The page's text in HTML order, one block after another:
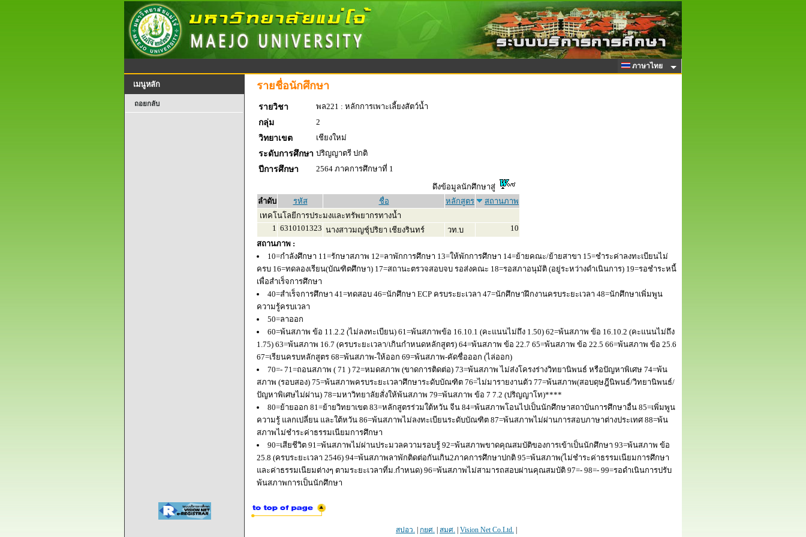
ภาษาไทย
เมนูหลัก
ถอยกลับ
รายชื่อนักศึกษา
รายวิชา
พล221 : หลักการเพาะเลี้ยงสัตว์น้ำ
กลุ่ม
2
วิทยาเขต
เชียงใหม่
ระดับการศึกษา ปริญญาตรี ปกติ
ปีการศึกษา
2564 ภาคการศึกษาที่ 1
ดึงข้อมูลนักศึกษาสู่
ลำดับ
รหัส ชื่อ หลักสูตร
สถานภาพ
เทคโนโลยีการประมงและทรัพยากรทางน้ำ
1 6310101323 นางสาวมญชุ์ปริยา เชียงรินทร์ วท.บ
10
สถานภาพ :
10=กำลังศึกษา 11=รักษาสภาพ 12=ลาพักการศึกษา 13=ให้พักการศึกษา 14=ย้ายคณะ/ย้ายสาขา 15=ชำระค่าลงทะเบียนไม่
ครบ 16=ทดลองเรียน(บัณฑิตศึกษา) 17=สถานะตรวจสอบจบ รอส่งคณะ 18=รอสภาอนุมัติ (อยู่ระหว่างดำเนินการ) 19=รอชำระหนี้
เพื่อสำเร็จการศึกษา
40=สำเร็จการศึกษา 41=ทดสอบ 46=นักศึกษา ECP ครบระยะเวลา 47=นักศึกษาฝึกงานครบระยะเวลา 48=นักศึกษาเพิ่มพูน
ความรู้ครบเวลา
50=ลาออก
60=พ้นสภาพ ข้อ 11.2.2 (ไม่ลงทะเบียน) 61=พ้นสภาพข้อ 16.10.1 (คะแนนไม่ถึง 1.50) 62=พ้นสภาพ ข้อ 16.10.2 (คะแนนไม่ถึง
1.75) 63=พ้นสภาพ 16.7 (ครบระยะเวลา/เกินกำหนดหลักสูตร) 64=พ้นสภาพ ข้อ 22.7 65=พ้นสภาพ ข้อ 22.5 66=พ้นสภาพ ข้อ 25.6
67=เรียนครบหลักสูตร 68=พ้นสภาพ-ให้ออก 69=พ้นสภาพ-คัดชื่อออก (ไล่ออก)
70=- 71=ถอนสภาพ ( 71 ) 72=หมดสภาพ (ขาดการติดต่อ) 73=พ้นสภาพ ไม่ส่งโครงร่างวิทยานิพนธ์ หรือปัญหาพิเศษ 74=พ้น
สภาพ (รอบสอง) 75=พ้นสภาพครบระยะเวลาศึกษาระดับบัณฑิต 76=ไม่มารายงานตัว 77=พ้นสภาพ(สอบดุษฎีนิพนธ์/วิทยานิพนธ์/
ปัญหาพิเศษไม่ผ่าน) 78=มหาวิทยาลัยสั่งให้พ้นสภาพ 79=พ้นสภาพ ข้อ 7 7.2 (ปริญญาโท)****
80=ย้ายออก 81=ย้ายวิทยาเขต 83=หลักสูตรร่วมใต้หวัน จีน 84=พ้นสภาพโอนไปเป็นนักศึกษาสถาบันการศึกษาอื่น 85=เพิ่มพูน
ความรู้ แลกเปลี่ยน และใต้หวัน 86=พ้นสภาพไม่ลงทะเบียนระดับบัณฑิต 87=พ้นสภาพไม่ผ่านการสอบภาษาต่างประเทศ 88=พ้น
สภาพไม่ชำระค่าธรรมเนียมการศึกษา
90=เสียชีวิต 91=พ้นสภาพไม่ผ่านประมวลความรอบรู้ 92=พ้นสภาพขาดคุณสมบัติของการเข้าเป็นนักศึกษา 93=พ้นสภาพ ข้อ
25.8 (ครบระยะเวลา 2546) 94=พ้นสภาพลาพักติดต่อกันเกิน2ภาคการศึกษาปกติ 95=พ้นสภาพ(ไม่ชำระค่าธรรมเนียมการศึกษา
และค่าธรรมเนียมต่างๆ ตามระยะเวลาที่ม.กำหนด) 96=พ้นสภาพไม่สามารถสอบผ่านคุณสมบัติ 97=- 98=- 99=รอดำเนินการปรับ
พ้นสภาพการเป็นนักศึกษา
สปอว. กยศ. สมศ. Vision Net Co.Ltd.